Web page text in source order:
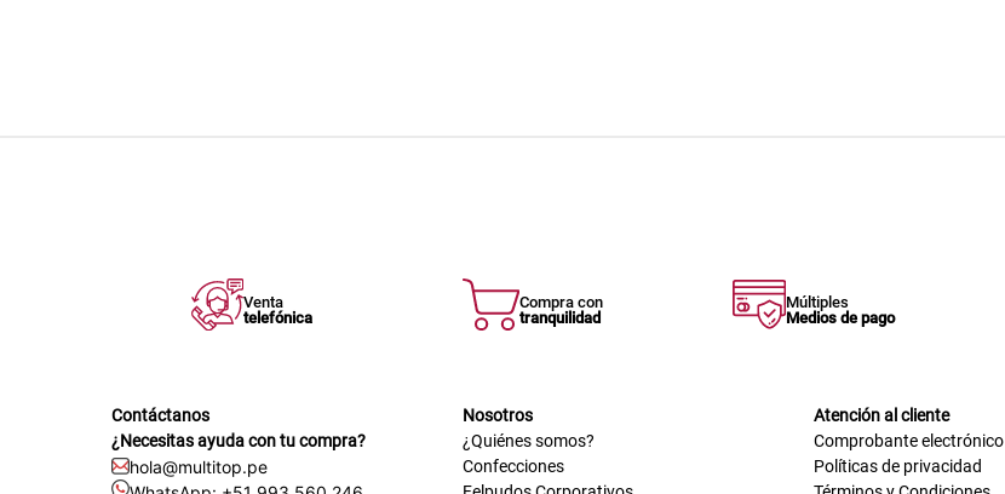
Venta
telefónica
Compra con
tranquilidad
Múltiples
Medios de pago
Contáctanos
¿Necesitas ayuda con tu compra?
hola@multitop.pe
Nosotros
¿Quiénes somos?
Confecciones
Atención al cliente
Comprobante electrónico
Políticas de privacidad